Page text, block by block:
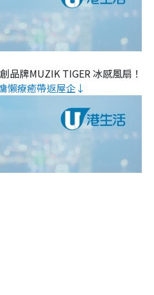
品牌MUZIK TIGER 冰感風扇！
懶療癒帶返屋企↓